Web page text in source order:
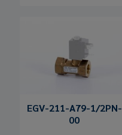
EGV-211-A79-1/2PN-
00